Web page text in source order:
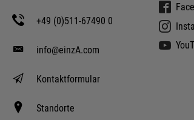
+49 (0)511-67490 0
info@einzA.com
Kontaktformular
Standorte